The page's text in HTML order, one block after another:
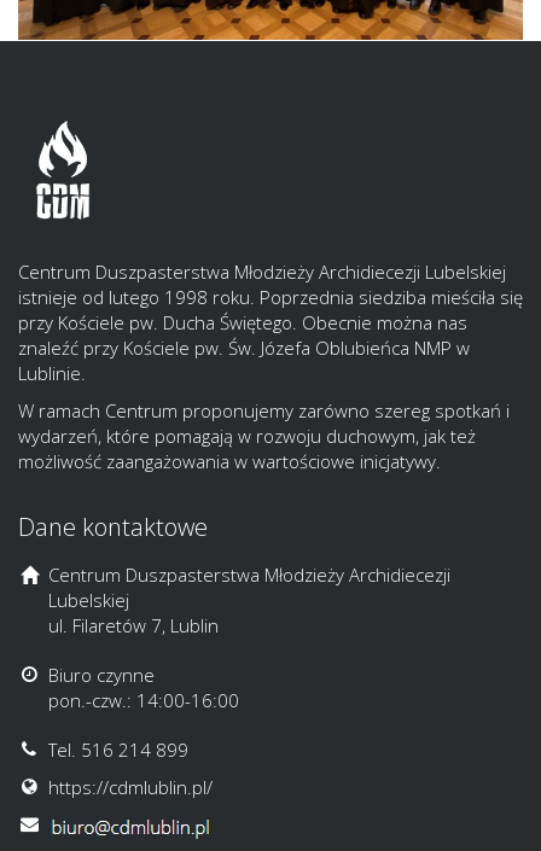
Centrum Duszpasterstwa Młodzieży Archidiecezji Lubelskiej
istnieje od lutego 1998 roku. Poprzednia siedziba mieściła się
przy Kościele pw. Ducha Świętego. Obecnie można nas
znaleźć przy Kościele pw. Św. Józefa Oblubieńca NMP w
Lublinie.
W ramach Centrum proponujemy zarówno szereg spotkań i
wydarzeń, które pomagają w rozwoju duchowym, jak też
możliwość zaangażowania w wartościowe inicjatywy.
Dane kontaktowe
Centrum Duszpasterstwa Młodzieży Archidiecezji
Lubelskiej
ul. Filaretów 7, Lublin
Biuro czynne
pon.-czw.: 14:00-16:00
Tel. 516 214 899
https://cdmlublin.pl/